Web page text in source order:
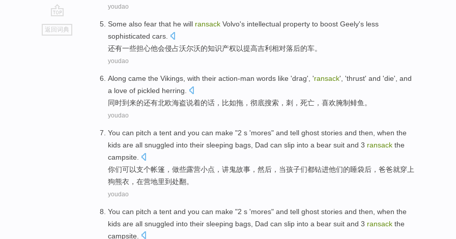
go
top
返回词典
youdao
Some also fear that he will ransack Volvo's intellectual property to boost Geely's less
sophisticated cars
还有一些担心他会侵占沃尔沃的知识产权以提高吉利 相对落后的车。
youdao
Along came the Vikings with their action-man words like 'drag' , 'ransack', 'thrust' and 'die', and
a love of pickled herring
同时到来的还有北欧海盗说着的话， 比如拖 ，彻底搜索， 刺 ， 死亡 ， 喜欢腌制鲱鱼。
youdao
You can pitch a tent and you can make "2 s 'mores" and tell ghost stories and then when the
kids are all snuggled into their sleeping bags Dad can slip into a bear suit and 3 ransack the
campsite
你们可以支个帐篷 ， 做些露营小点，讲鬼故事， 然后 ， 当孩子们都钻进他们的睡袋后， 爸爸就穿上
狗熊衣 ， 在营地里到处翻。
youdao
You can pitch a tent and you can make "2 s 'mores" and tell ghost stories and then when the
kids are all snuggled into their sleeping bags Dad can slip into a bear suit and 3 ransack the
campsite